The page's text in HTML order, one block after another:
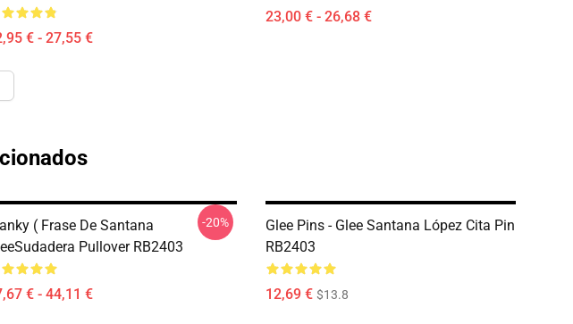
€ - 27,55 €
23,00 € - 26,68 €
( Frase De Santana
Pullover RB2403
€ - 44,11 €
-20%
Glee Pins - Glee Santana López Cita Pin
RB2403
12,69 € $13.8